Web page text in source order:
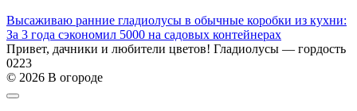
Высаживаю ранние гладиолусы в обычные коробки из кухни:
За 3 года сэкономил 5000 на садовых контейнерах
Привет, дачники и любители цветов! Гладиолусы — гордость
0223
© 2026 В огороде